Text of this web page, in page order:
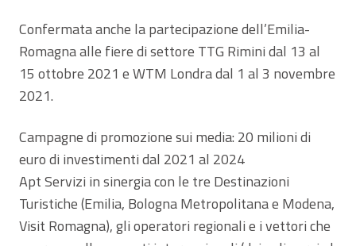
Confermata anche la partecipazione dell’Emilia-
Romagna alle fiere di settore TTG Rimini dal 13 al
15 ottobre 2021 e WTM Londra dal 1 al 3 novembre
2021.
Campagne di promozione sui media: 20 milioni di
euro di investimenti dal 2021 al 2024
Apt Servizi in sinergia con le tre Destinazioni
Turistiche (Emilia, Bologna Metropolitana e Modena,
Visit Romagna), gli operatori regionali e i vettori che